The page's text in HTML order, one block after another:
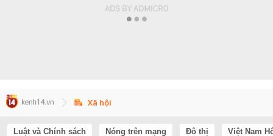
Xã hội
Luật và Chính sách Nóng trên mạng Đô thị Việt Nam